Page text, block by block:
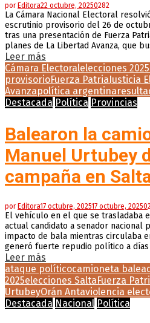
por Editora22 octubre, 20250282
La Cámara Nacional Electoral
escrutinio provisorio del 26 de
tras una presentación de Fuerza
planes de La Libertad Avanza, que
Leer más
Cámara Electoralelecciones 2025
provisorioFuerza PatriaJusticia
Avanzapolítica argentina
Destacada Política Provincias
Balearon la
Manuel Urtubey
campaña en
porEditora17 octubre, 202517 octubre, 20250
El vehículo en el que se trasladaba
actual candidato a senador nacional
impacto de bala mientras circulaba
generó fuerte repudio político a días
Leer más
ataque políticocamioneta
2025elecciones SaltaFuerza
UrtubeyOrán Antaviolencia
Destacada Nacional Política